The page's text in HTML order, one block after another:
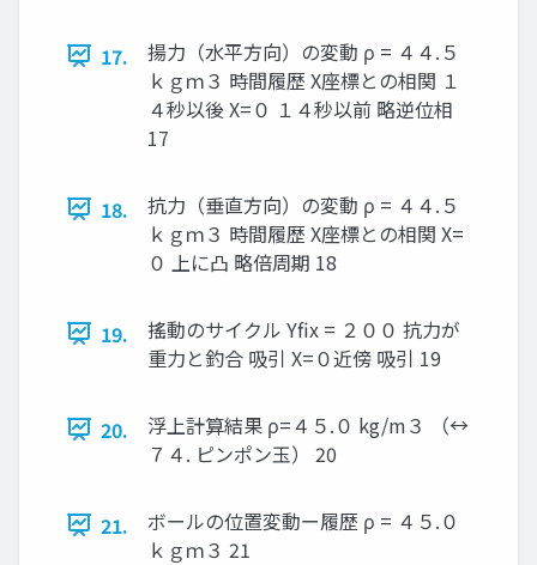
17.
揚力（水平方向）の変動 ρ = ４４.５
ｋｇｍ３ 時間履歴 X座標との相関 １
４秒以後 X=０ １４秒以前 略逆位相
17
18.
抗力（垂直方向）の変動 ρ = ４４.５
ｋｇｍ３ 時間履歴 X座標との相関 X=
０ 上に凸 略倍周期 18
19.
搖動のサイクル Yfix = ２００ 抗力が
重力と釣合 吸引 X=０近傍 吸引 19
20.
浮上計算結果 ρ=４５.０ kg/m３ （↔
７４. ピンポン玉） 20
21.
ボールの位置変動ー履歴 ρ = ４５.０
ｋｇｍ３ 21